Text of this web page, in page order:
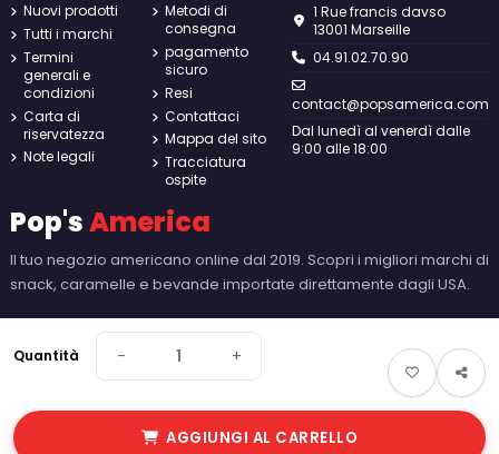
Quantità − +
AGGIUNGI AL CARRELLO
Nuovi prodotti
Tutti i marchi
Termini
generali e
condizioni
Carta di
riservatezza
Note legali
Metodi di
consegna
pagamento
sicuro
Resi
Contattaci
Mappa del sito
Tracciatura
ospite
1 Rue francis davso
13001 Marseille
04.91.02.70.90
contact@popsamerica.com
Dal lunedì al venerdì dalle
9:00 alle 18:00
Pop'sAmerica
Il tuo negozio americano online dal 2019. Scopri i migliori marchi di
snack, caramelle e bevande importate direttamente dagli USA.